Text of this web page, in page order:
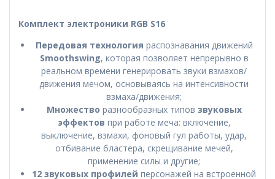
Комплект электроники RGB S16
Передовая технология распознавания движений
Smoothswing, которая позволяет непрерывно в
реальном времени генерировать звуки взмахов/
движения мечом, основываясь на интенсивности
взмаха/движения;
Множество разнообразных типов звуковых
эффектов при работе меча: включение,
выключение, взмахи, фоновый гул работы, удар,
отбивание бластера, скрещивание мечей,
применение силы и другие;
12 звуковых профилей персонажей на встроенной